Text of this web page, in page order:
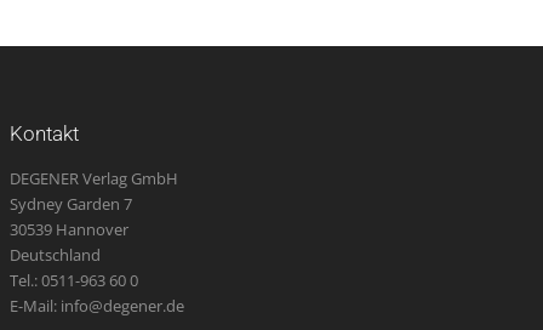
Kontakt
DEGENER Verlag GmbH
Sydney Garden 7
30539 Hannover
Deutschland
Tel.: 0511-963 60 0
E-Mail: info@degener.de